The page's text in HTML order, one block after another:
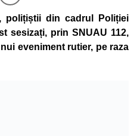
polițiștii din cadrul Poliției
sesizați, prin SNUAU 112,
eveniment rutier, pe raza